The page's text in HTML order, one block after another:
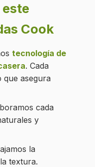
Cook
tecnología de
. Cada
asegura
cada
y
la
textura.